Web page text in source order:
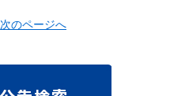
次のページへ